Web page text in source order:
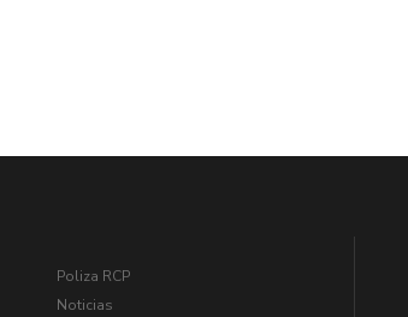
Poliza RCP
Noticias